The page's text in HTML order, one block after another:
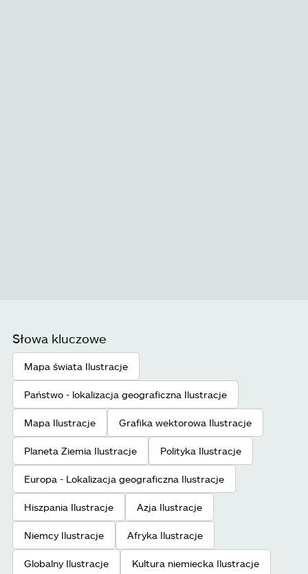
Słowa kluczowe
Mapa świata Ilustracje
Państwo - lokalizacja geograficzna Ilustracje
Mapa Ilustracje Grafika wektorowa Ilustracje
Planeta Ziemia Ilustracje Polityka Ilustracje
Europa - Lokalizacja geograficzna Ilustracje
Hiszpania Ilustracje Azja Ilustracje
Niemcy Ilustracje Afryka Ilustracje
Globalny Ilustracje Kultura niemiecka Ilustracje